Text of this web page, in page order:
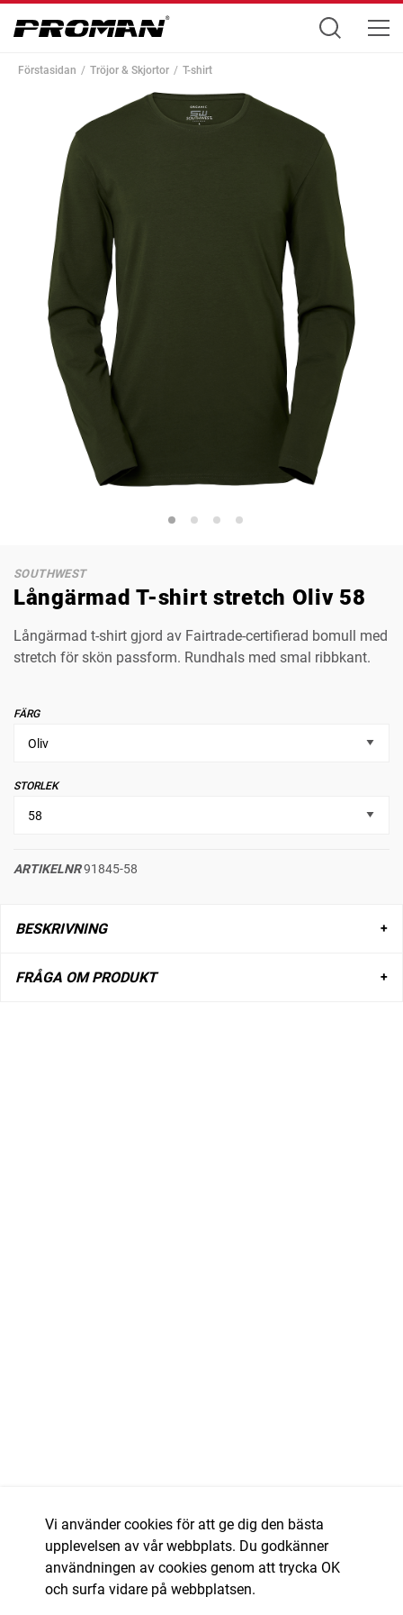
Förstasidan Tröjor & Skjortor T-shirt
SOUTHWEST
Långärmad T-shirt stretch Oliv 58
Långärmad t-shirt gjord av Fairtrade-certifierad bomull med
stretch för skön passform. Rundhals med smal ribbkant.
FÄRG
STORLEK
ARTIKELNR91845-58
BESKRIVNING
FRÅGA OM PRODUKT
Vi använder cookies för att ge dig den bästa
upplevelsen av vår webbplats. Du godkänner
användningen av cookies genom att trycka OK
och surfa vidare på webbplatsen.